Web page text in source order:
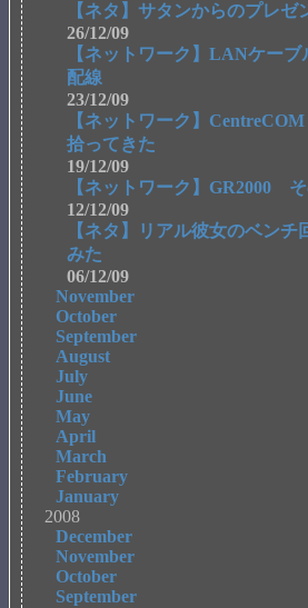
【ネタ】サタンからのプレゼ
26/12/09
【ネットワーク】LANケーブ
配線
23/12/09
【ネットワーク】CentreCOM
拾ってきた
19/12/09
【ネットワーク】GR2000 そ
12/12/09
【ネタ】リアル彼女のベンチ
みた
06/12/09
November
October
September
August
July
June
May
April
March
February
January
2008
December
November
October
September